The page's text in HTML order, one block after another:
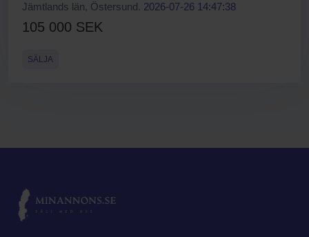
Jämtlands län, Östersund. 2026-07-26 14:47:38
105 000 SEK
SÄLJA